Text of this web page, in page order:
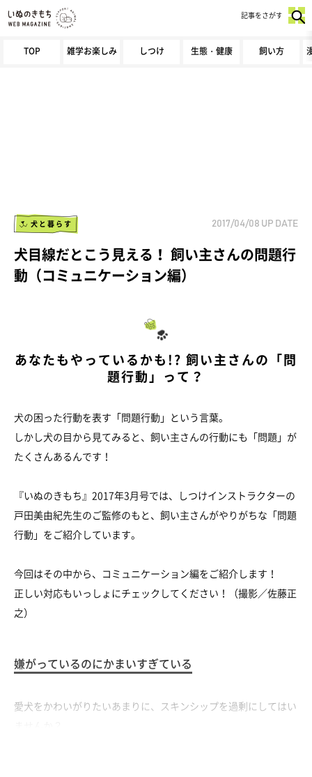
TOP 雑学お楽しみ しつけ 生態・健康 飼い方
記事をさがす
犬と暮らす 2017/04/08 UP DATE
犬目線だとこう見える！ 飼い主さんの問題行
動（コミュニケーション編）
あなたもやっているかも!? 飼い主さんの「問
題行動」って？
犬の困った行動を表す「問題行動」という言葉。
しかし犬の目から見てみると、飼い主さんの行動にも「問題」が
たくさんあるんです！
『いぬのきもち』2017年3月号では、しつけインストラクターの
戸田美由紀先生のご監修のもと、飼い主さんがやりがちな「問題
行動」をご紹介しています。
今回はその中から、コミュニケーション編をご紹介します！
正しい対応もいっしょにチェックしてください！（撮影／佐藤正
之）
嫌がっているのにかまいすぎている
愛犬をかわいがりたいあまりに、スキンシップを過剰にしてはい